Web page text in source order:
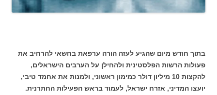
בתוך חודש מיום שהגיע לעזה הורה ערפאת בחשאי להרחיב את
פעולות הרשות הפלסטינית ולהחילן על הערבים הישראלים,
להקצות 10 מיליון דולר כמימון ראשוני, ולמנות את אחמד טיבי,
יועצו המדיני, אזרח ישראל, לעמוד בראש הפעילות החתרנית.